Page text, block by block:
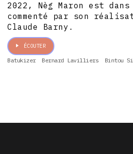
2022, Nèg Maron est dans
commenté par son
Claude Barny.
ÉCOUTER
Batukizer Bernard Lavilliers Bintou